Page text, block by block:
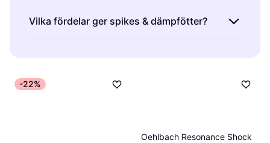
-22%
Oehlbach Resonance Shock
genom att minska vibrationer. De används
under högtalare eller HiFi-komponenter.
fast dem under dina högtalare eller
stereokomponenter.
Vilka fördelar ger spikes & dämpfötter?
oönskade vibrationer och resonanser.